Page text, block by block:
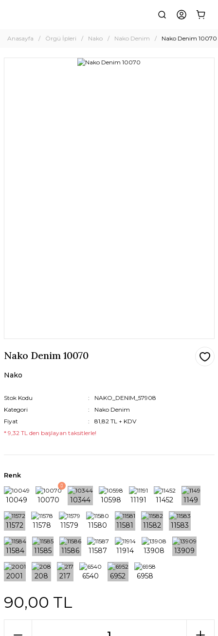
Anasayfa Örgü İpleri Nako Nako Denim Nako Denim 10070
Nako Denim 10070
Nako
Stok Kodu
NAKO_DENIM_57908
Kategori
Nako Denim
Fiyat
81,82 TL + KDV
* 9,32 TL den başlayan taksitlerle!
Renk
90,00 TL